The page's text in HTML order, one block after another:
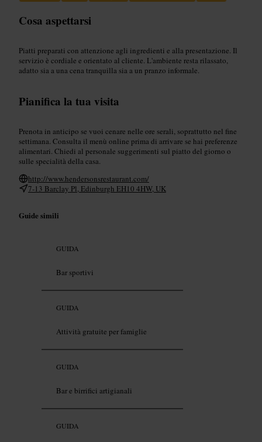
Cosa aspettarsi
Piatti preparati con attenzione agli ingredienti e alla presentazione. Il
servizio è cordiale e orientato al cliente. L'ambiente resta rilassato,
adatto sia a una cena tranquilla sia a un pranzo informale.
Pianifica la tua visita
Prenota in anticipo se vuoi cenare nelle ore serali, soprattutto nel fine
settimana. Consulta il menù online prima di arrivare se hai preferenze
alimentari. Chiedi al personale suggerimenti sul piatto del giorno o
sulle specialità della casa.
http://www.hendersonsrestaurant.com/
7-13 Barclay Pl, Edinburgh EH10 4HW, UK
Guide simili
GUIDA
Bar sportivi
GUIDA
Attività gratuite per famiglie
GUIDA
Bar e birrifici artigianali
GUIDA